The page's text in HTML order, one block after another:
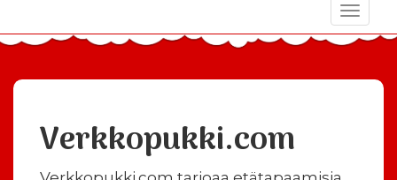
Toggle
Verkkopukki.com